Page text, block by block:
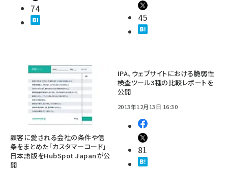
74
45
顧客に愛される会社の条件や信
条をまとめた「カスタマーコード」
日本語版をHubSpot Japanが公
開
IPA、ウェブサイトにおける脆弱性
検査ツール3種の比較レポートを
公開
2013年12月13日 16:30
81